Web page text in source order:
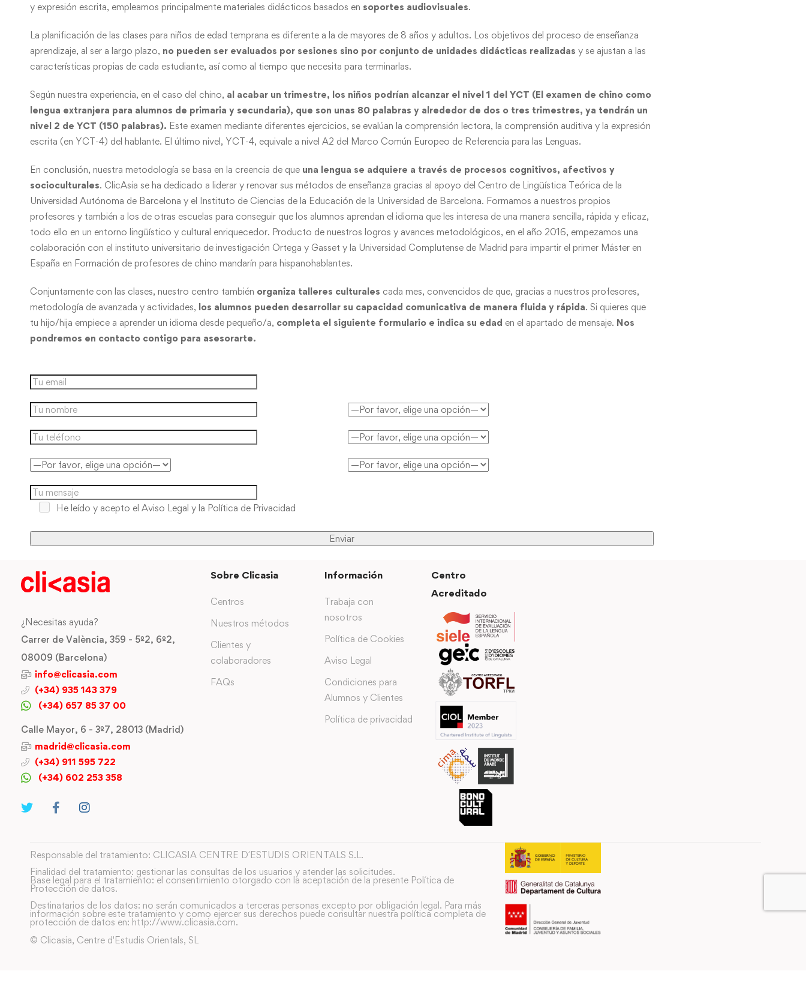
y expresión escrita, empleamos principalmente materiales didácticos basados en soportes audiovisuales.
La planificación de las clases para niños de edad temprana es diferente a la de mayores de 8 años y adultos. Los objetivos del proceso de enseñanza
aprendizaje, al ser a largo plazo, no pueden ser evaluados por sesiones sino por conjunto de unidades didácticas realizadas y se ajustan a las
características propias de cada estudiante, así como al tiempo que necesita para terminarlas.
Según nuestra experiencia, en el caso del chino, al acabar un trimestre, los niños podrían alcanzar el nivel 1 del YCT (El examen de chino como
lengua extranjera para alumnos de primaria y secundaria), que son unas 80 palabras y alrededor de dos o tres trimestres, ya tendrán un
nivel 2 de YCT (150 palabras). Este examen mediante diferentes ejercicios, se evalúan la comprensión lectora, la comprensión auditiva y la expresión
escrita (en YCT-4) del hablante. El último nivel, YCT-4, equivale a nivel A2 del Marco Común Europeo de Referencia para las Lenguas.
En conclusión, nuestra metodología se basa en la creencia de que una lengua se adquiere a través de procesos cognitivos, afectivos y
socioculturales. ClicAsia se ha dedicado a liderar y renovar sus métodos de enseñanza gracias al apoyo del Centro de Lingüística Teórica de la
Universidad Autónoma de Barcelona y el Instituto de Ciencias de la Educación de la Universidad de Barcelona. Formamos a nuestros propios
profesores y también a los de otras escuelas para conseguir que los alumnos aprendan el idioma que les interesa de una manera sencilla, rápida y eficaz,
todo ello en un entorno lingüístico y cultural enriquecedor. Producto de nuestros logros y avances metodológicos, en el año 2016, empezamos una
colaboración con el instituto universitario de investigación Ortega y Gasset y la Universidad Complutense de Madrid para impartir el primer Máster en
España en Formación de profesores de chino mandarín para hispanohablantes.
Conjuntamente con las clases, nuestro centro también organiza talleres culturales cada mes, convencidos de que, gracias a nuestros profesores,
metodología de avanzada y actividades, los alumnos pueden desarrollar su capacidad comunicativa de manera fluida y rápida. Si quieres que
tu hijo/hija empiece a aprender un idioma desde pequeño/a, completa el siguiente formulario e indica su edad en el apartado de mensaje. Nos
pondremos en contacto contigo para asesorarte.
He leído y acepto el Aviso Legal y la Política de Privacidad
¿Necesitas ayuda?
Carrer de València, 359 - 5º2, 6º2,
08009 (Barcelona)
info@clicasia.com
(+34) 935 143 379
(+34) 657 85 37 00
Calle Mayor, 6 - 3º7, 28013 (Madrid)
madrid@clicasia.com
(+34) 911 595 722
(+34) 602 253 358
Sobre Clicasia
Centros
Nuestros métodos
Clientes y
colaboradores
FAQs
Información
Trabaja con
nosotros
Política de Cookies
Aviso Legal
Condiciones para
Alumnos y Clientes
Política de privacidad
Centro
Acreditado
Responsable del tratamiento: CLICASIA CENTRE D´ESTUDIS ORIENTALS S.L.
Finalidad del tratamiento: gestionar las consultas de los usuarios y atender las solicitudes.
Base legal para el tratamiento: el consentimiento otorgado con la aceptación de la presente Política de
Protección de datos.
Destinatarios de los datos: no serán comunicados a terceras personas excepto por obligación legal. Para más
información sobre este tratamiento y como ejercer sus derechos puede consultar nuestra política completa de
protección de datos en: http://www.clicasia.com.
© Clicasia, Centre d'Estudis Orientals, SL